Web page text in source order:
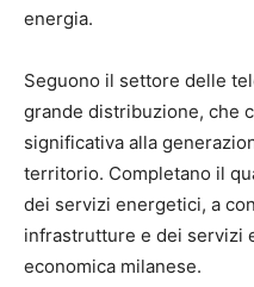
energia.
Seguono il settore delle
grande distribuzione, che
significativa alla
territorio. Completano il
dei servizi energetici, a
infrastrutture e dei servizi
economica milanese.